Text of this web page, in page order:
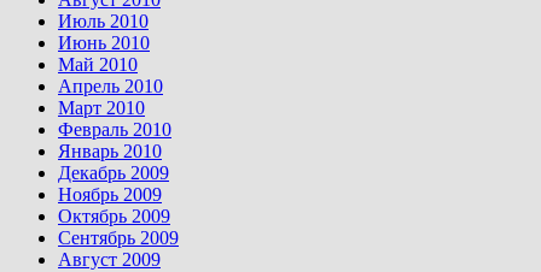
Июль 2010
Июнь 2010
Май 2010
Апрель 2010
Март 2010
Февраль 2010
Январь 2010
Декабрь 2009
Ноябрь 2009
Октябрь 2009
Сентябрь 2009
Август 2009